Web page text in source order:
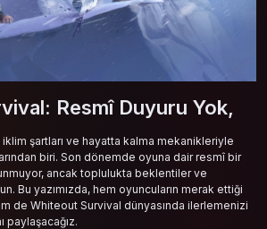
Resmî Duyuru Yok,
şartları ve hayatta kalma mekanikleriyle
biri. Son dönemde oyuna dair resmî bir
ancak toplulukta beklentiler ve
Bu yazımızda, hem oyuncuların merak ettiği
de Whiteout Survival dünyasında ilerlemenizi
paylaşacağız.